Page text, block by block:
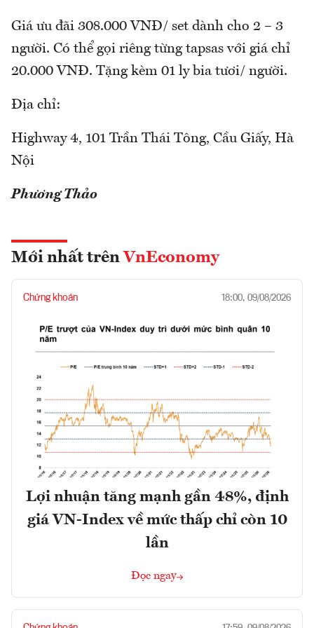
Giá ưu đãi 308.000 VNĐ/ set dành cho 2 – 3
người. Có thể gọi riêng từng tapsas với giá chỉ
20.000 VNĐ. Tặng kèm 01 ly bia tươi/ người.
Địa chỉ:
Highway 4, 101 Trần Thái Tông, Cầu Giấy, Hà
Nội
Phương Thảo
Mới nhất trên VnEconomy
Chứng khoán 18:00, 09/08/2026
Lợi nhuận tăng mạnh gần 48%, định
giá VN-Index về mức thấp chỉ còn 10
lần
Đọc ngay